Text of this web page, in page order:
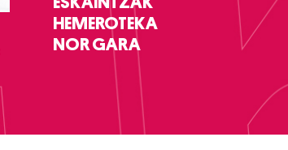
HEMEROTEKA
NOR GARA